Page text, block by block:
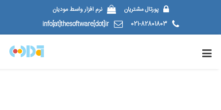
پورتال مشتریان
نرم افزار واسط مودیان
021-82801803
info[at]thesoftware[dot]ir